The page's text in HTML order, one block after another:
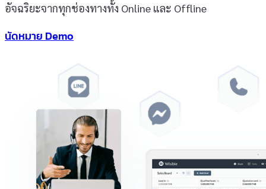
อัจฉริยะจากทุกช่องทางทั้ง Online และ Offline
นัดหมาย Demo